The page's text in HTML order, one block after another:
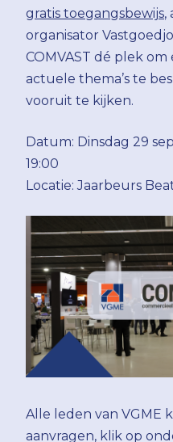
gratis toegangsbewijs,
organisator
COMVAST dé plek
actuele thema’s te
vooruit te kijken.
Datum: Dinsdag 29
19:00
Locatie: Jaarbeurs
Alle leden van VGME
aanvragen, klik op